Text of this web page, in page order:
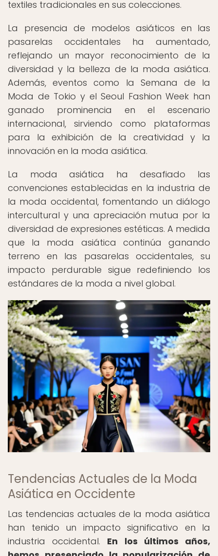
textiles tradicionales en sus colecciones.
La presencia de modelos asiáticos en las
pasarelas occidentales ha aumentado,
reflejando un mayor reconocimiento de la
diversidad y la belleza de la moda asiática.
Además, eventos como la Semana de la
Moda de Tokio y el Seoul Fashion Week han
ganado prominencia en el escenario
internacional, sirviendo como plataformas
para la exhibición de la creatividad y la
innovación en la moda asiática.
La moda asiática ha desafiado las
convenciones establecidas en la industria de
la moda occidental, fomentando un diálogo
intercultural y una apreciación mutua por la
diversidad de expresiones estéticas. A medida
que la moda asiática continúa ganando
terreno en las pasarelas occidentales, su
impacto perdurable sigue redefiniendo los
estándares de la moda a nivel global.
Tendencias Actuales de la Moda
Asiática en Occidente
Las tendencias actuales de la moda asiática
han tenido un impacto significativo en la
industria occidental. En los últimos años,